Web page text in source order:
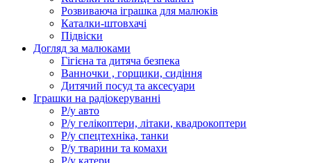
Розвиваюча іграшка для малюків
Каталки-штовхачі
Підвіски
Догляд за малюками
Гігієна та дитяча безпека
Ванночки , горщики, сидіння
Дитячий посуд та аксесуари
Іграшки на радіокеруванні
Р/у авто
Р/у гелікоптери, літаки, квадрокоптери
Р/у спецтехніка, танки
Р/у тварини та комахи
Р/у катери